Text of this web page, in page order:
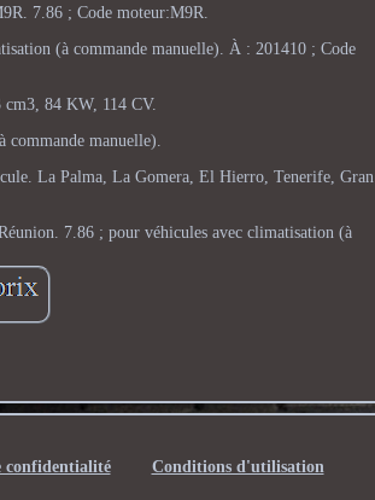
7.86 ; Code moteur:M9R.
(à commande manuelle). À : 201410 ; Code
cm3, 84 KW, 114 CV.
commande manuelle).
La Palma, La Gomera, El Hierro, Tenerife, Gran
7.86 ; pour véhicules avec climatisation (à
confidentialité Conditions d'utilisation